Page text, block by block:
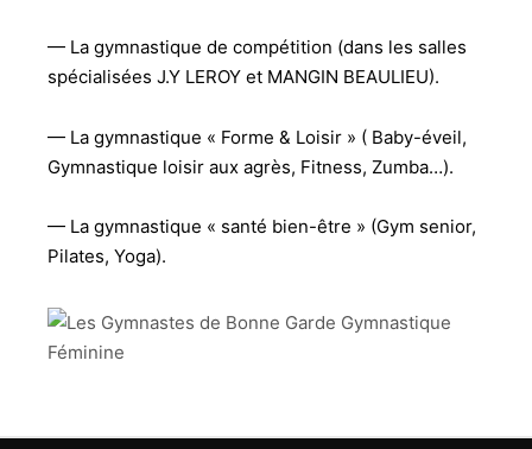
— La gymnastique de compétition (dans les salles
spécialisées J.Y LEROY et MANGIN BEAULIEU).
— La gymnastique « Forme & Loisir » ( Baby-éveil,
Gymnastique loisir aux agrès, Fitness, Zumba…).
— La gymnastique « santé bien-être » (Gym senior,
Pilates, Yoga).